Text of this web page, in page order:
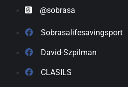
@sobrasa
Sobrasalifesavingsport
David-Szpilman
CLASILS